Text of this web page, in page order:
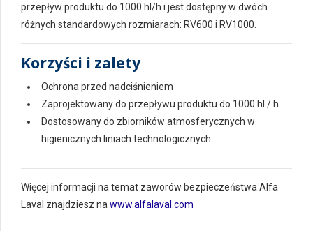
przepływ produktu do 1000 hl/h i jest dostępny w dwóch
różnych standardowych rozmiarach: RV600 i RV1000.
Korzyści i zalety
Ochrona przed nadciśnieniem
Zaprojektowany do przepływu produktu do 1000 hl / h
Dostosowany do zbiorników atmosferycznych w
higienicznych liniach technologicznych
Więcej informacji na temat zaworów bezpieczeństwa Alfa
Laval znajdziesz nawww.alfalaval.com